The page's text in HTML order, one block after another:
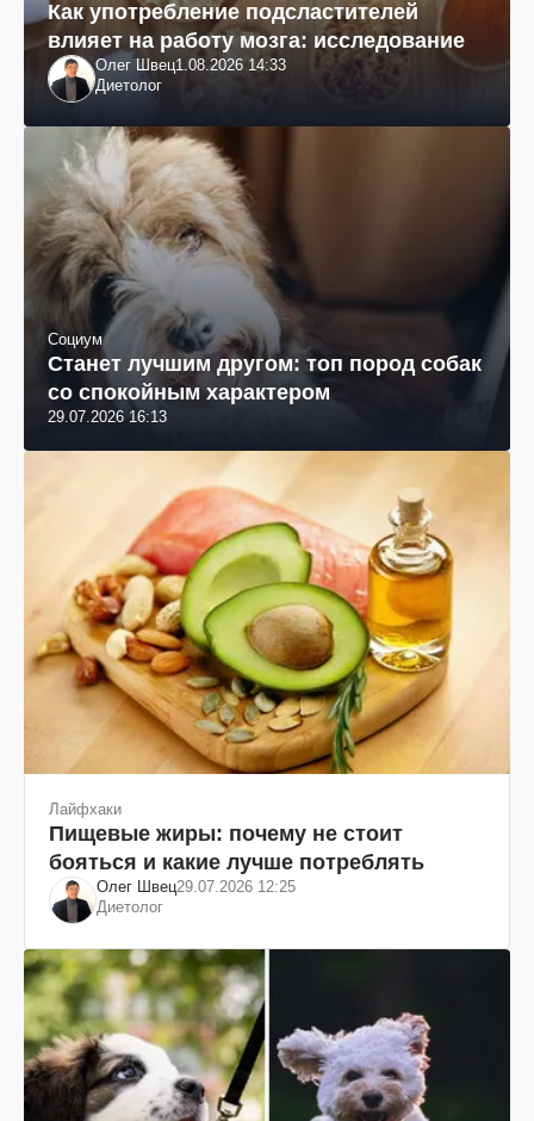
Как употребление подсластителей
влияет на работу мозга: исследование
Олег Швец1.08.2026 14:33
Диетолог
Социум
Станет лучшим другом: топ пород собак
со спокойным характером
29.07.2026 16:13
Лайфхаки
Пищевые жиры: почему не стоит
бояться и какие лучше потреблять
Олег Швец29.07.2026 12:25
Диетолог